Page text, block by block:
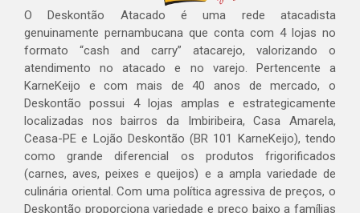
O Deskontão Atacado é uma rede atacadista
genuinamente pernambucana que conta com 4 lojas no
formato “cash and carry” atacarejo, valorizando o
atendimento no atacado e no varejo. Pertencente a
KarneKeijo e com mais de 40 anos de mercado, o
Deskontão possui 4 lojas amplas e estrategicamente
localizadas nos bairros da Imbiribeira, Casa Amarela,
Ceasa-PE e Lojão Deskontão (BR 101 KarneKeijo), tendo
como grande diferencial os produtos frigorificados
(carnes, aves, peixes e queijos) e a ampla variedade de
culinária oriental. Com uma política agressiva de preços, o
Deskontão proporciona variedade e preço baixo a famílias